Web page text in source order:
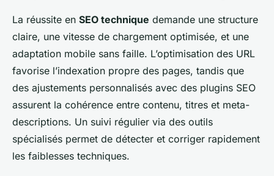
La réussite en SEO technique demande une structure
claire, une vitesse de chargement optimisée, et une
adaptation mobile sans faille. L’optimisation des URL
favorise l’indexation propre des pages, tandis que
des ajustements personnalisés avec des plugins SEO
assurent la cohérence entre contenu, titres et meta-
descriptions. Un suivi régulier via des outils
spécialisés permet de détecter et corriger rapidement
les faiblesses techniques.